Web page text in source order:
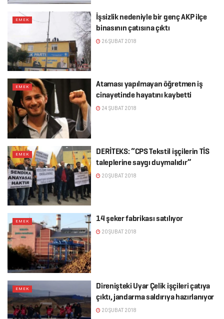
EMEK
İşsizlik nedeniyle bir genç AKP ilçe
binasının çatısına çıktı
26 ŞUBAT 2018
EMEK
Ataması yapılmayan öğretmen iş
cinayetinde hayatını kaybetti
24 ŞUBAT 2018
EMEK
DERİTEKS: “CPS Tekstil işçilerin TİS
taleplerine saygı duymalıdır”
20 ŞUBAT 2018
EMEK 14 şeker fabrikası satılıyor
20 ŞUBAT 2018
EMEK
Direnişteki Uyar Çelik işçileri çatıya
çıktı, jandarma saldırıya hazırlanıyor
20 ŞUBAT 2018